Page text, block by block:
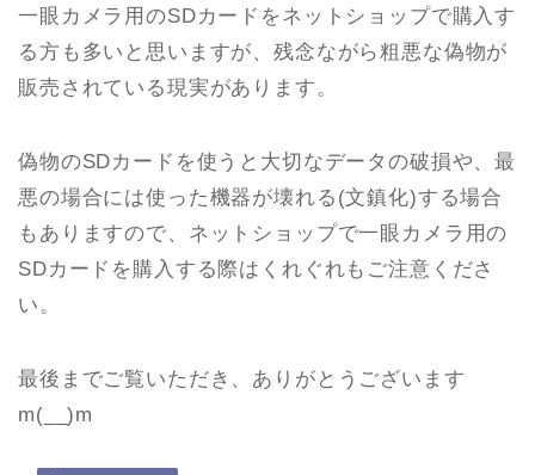
一眼カメラ用のSDカードをネットショップで購入す
る方も多いと思いますが、残念ながら粗悪な偽物が
販売されている現実があります。
偽物のSDカードを使うと大切なデータの破損や、最
悪の場合には使った機器が壊れる(文鎮化)する場合
もありますので、ネットショップで一眼カメラ用の
SDカードを購入する際はくれぐれもご注意くださ
い。
最後までご覧いただき、ありがとうございます
m(__)m